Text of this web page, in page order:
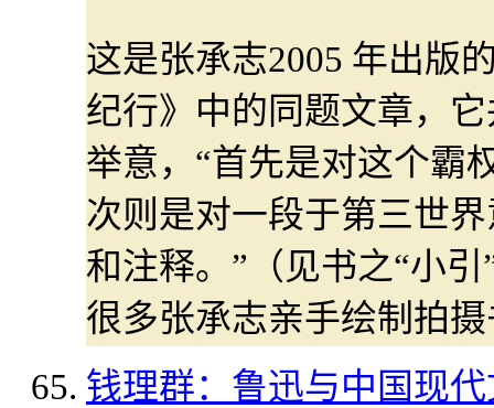
这是张承志2005 年出版
纪行》中的同题文章，
举意，“首先是对这个霸
次则是对一段于第三世
和注释。”（见书之“小
很多张承志亲手绘制拍
钱理群：鲁迅与中国现